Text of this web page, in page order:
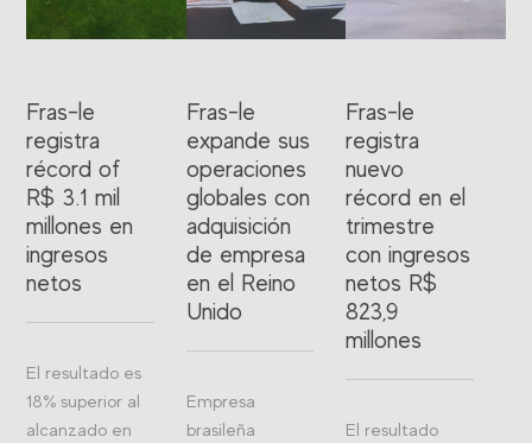
Fras-le
registra
récord of
R$ 3.1 mil
millones en
ingresos
netos
El resultado es
18% superior al
alcanzado en
Fras-le
expande sus
operaciones
globales con
adquisición
de empresa
en el Reino
Unido
Empresa
brasileña
Fras-le
registra
nuevo
récord en el
trimestre
con ingresos
netos R$
823,9
millones
El resultado